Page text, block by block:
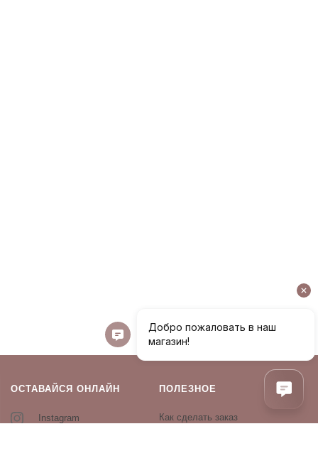
ОСТАВАЙСЯ ОНЛАЙН
Instagram
ПОЛЕЗНОЕ
Как сделать заказ